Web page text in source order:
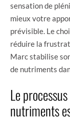
sensation de
mieux votre
prévisible. Le
réduire la
Marc stabilise
de nutriments
Le
nutriments